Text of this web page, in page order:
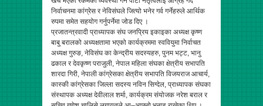
निर्वाचनमा कांग्रेस र नेविसंघले जित्यो भनेर गर्व गर्नेहरुले आर्थिक
रुपमा समेत सहयोग गर्नुपर्नेमा जोड दिए ।
प्रजातन्त्रवादी प्राध्यापक संघ जनप्रिय इकाइका अध्यक्ष कृष्ण
बाबु बरालको अध्यक्षतामा भएको कार्यक्रममा स्ववियुमा निर्वाचत
अध्यक्ष गुरुङ, नेविसंघ का केन्द्रीय सदस्यहरु, पुनम भट्ट, भानु
ढकाल र देवकृष्ण पराजुली, नेपाल महिला संघका क्षेत्रीय सभापति
शारदा गिरी, नेपाली कांग्रेसका क्षेत्रीय सभापति विजयराज आचार्य,
कास्की कांग्रेसका जिल्ला सदस्य नविन सिग्देल, प्राध्यापक संघका
संस्थापक अध्यक्ष देवीलाल शर्मा, कार्यक्रम संयोजक नरेश बराल र